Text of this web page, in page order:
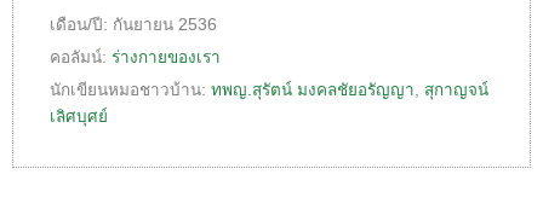
เดือน/ปี: กันยายน 2536
คอลัมน์: ร่างกายของเรา
นักเขียนหมอชาวบ้าน: ทพญ.สุรัตน์ มงคลชัยอรัญญา
สุกาญจน์
เลิศบุศย์